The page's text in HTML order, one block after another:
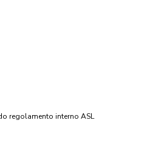
regolamento interno ASL